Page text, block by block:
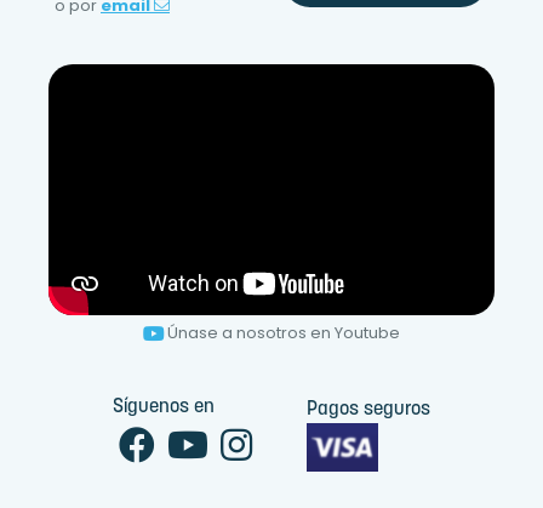
o por email
Únase a nosotros en Youtube
Síguenos en Pagos seguros